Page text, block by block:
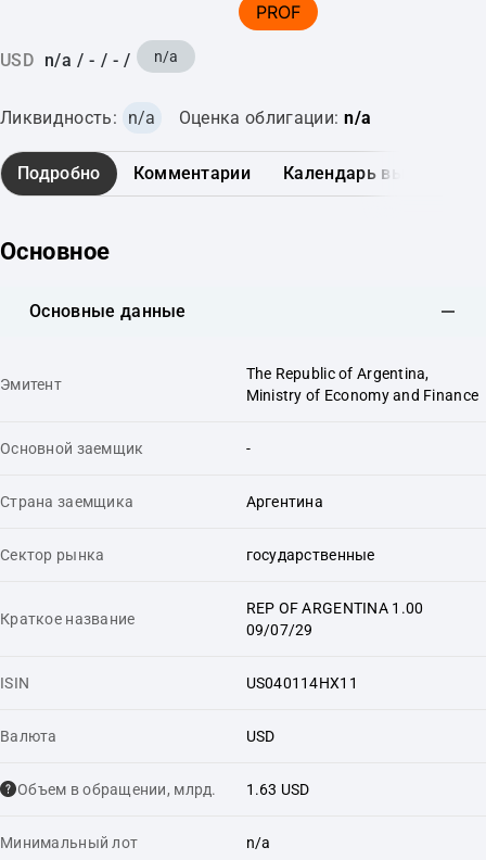
PROF
USD n/a / - / - / n/a
Ликвидность: n/a Оценка облигации: n/a
Подробно Комментарии Календарь выплат
Основное
Основные данные
Эмитент
The Republic of Argentina,
Ministry of Economy and Finance
Основной заемщик -
Страна заемщика Аргентина
Сектор рынка государственные
Краткое название
REP OF ARGENTINA 1.00
09/07/29
ISIN US040114HX11
Валюта USD
Объем в обращении, млрд. 1.63 USD
Минимальный лот n/a